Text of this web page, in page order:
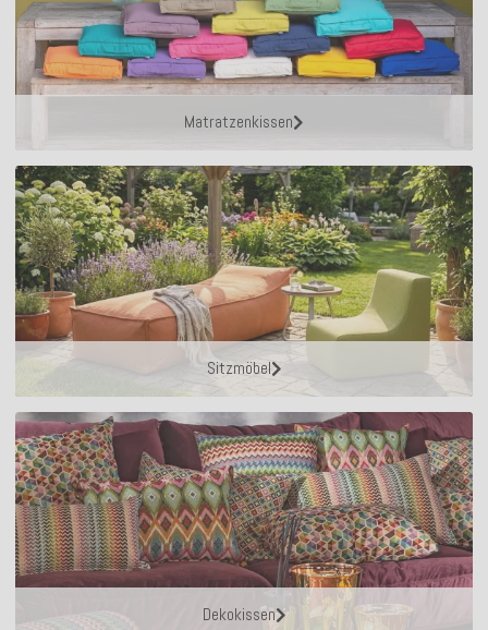
Matratzenkissen
Sitzmöbel
Dekokissen